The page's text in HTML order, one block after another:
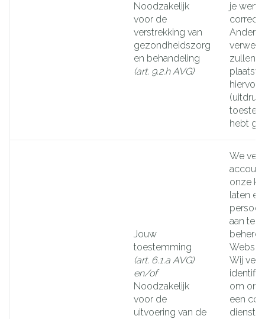
Noodzakelijk
voor de
verstrekking van
gezondheidszorg
en behandeling
(art. 9.2.h AVG)
je
correct
Andere
zullen
hebt
Jouw
toestemming
(art. 6.1.a AVG)
en/of
Noodzakelijk
voor de
uitvoering van de
We
onze
laten
aan te
Wij
om
een